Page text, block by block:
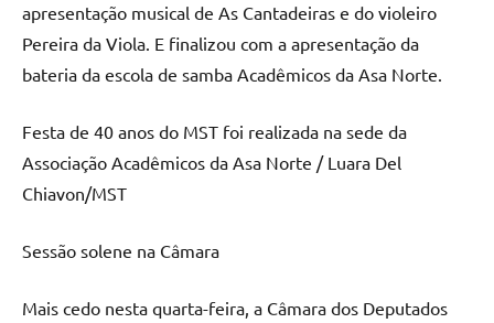
apresentação musical de As Cantadeiras e do violeiro
Pereira da Viola. E finalizou com a apresentação da
bateria da escola de samba Acadêmicos da Asa Norte.
Festa de 40 anos do MST foi realizada na sede da
Associação Acadêmicos da Asa Norte / Luara Del
Chiavon/MST
Sessão solene na Câmara
Mais cedo nesta quarta-feira, a Câmara dos Deputados